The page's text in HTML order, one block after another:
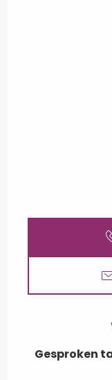
Gesproken
Gesproken